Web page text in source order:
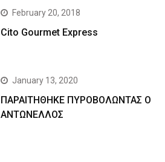
February 20, 2018
Cito Gourmet Express
January 13, 2020
ΠΑΡΑΙΤΗΘΗΚΕ ΠΥΡΟΒΟΛΩΝΤΑΣ Ο
ΑΝΤΩΝΕΛΛΟΣ